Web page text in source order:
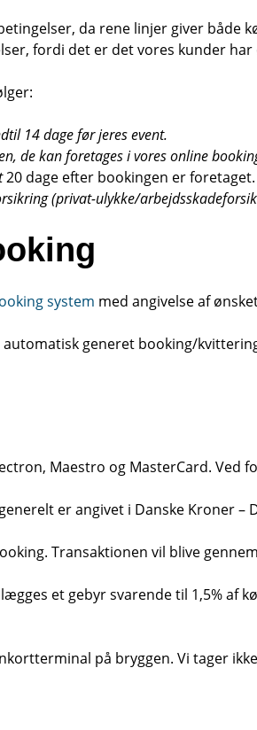
da rene linjer giver
fordi det er det vores kunder
14 dage før jeres event.
de kan foretages i vores online
20 dage efter bookingen er foretaget.
(privat-ulykke/
system med angivelse af
generet booking/
Maestro og MasterCard. Ved
er angivet i Danske Kroner –
Transaktionen vil blive
et gebyr svarende til 1,5%
på bryggen. Vi tager